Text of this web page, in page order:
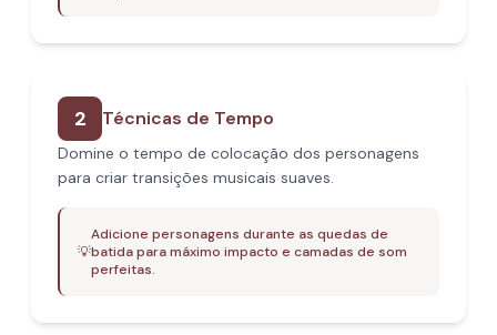
2 Técnicas de Tempo
Domine o tempo de colocação dos personagens
para criar transições musicais suaves.
💡
Adicione personagens durante as quedas de
batida para máximo impacto e camadas de som
perfeitas.